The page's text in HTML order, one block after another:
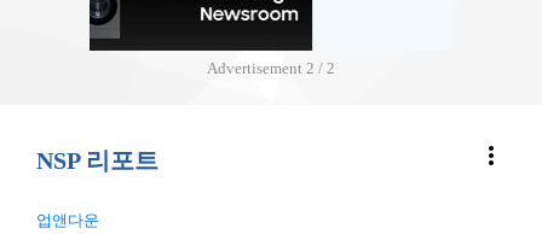
Advertisement 2 / 2
NSP 리포트 more_vert
업앤다운